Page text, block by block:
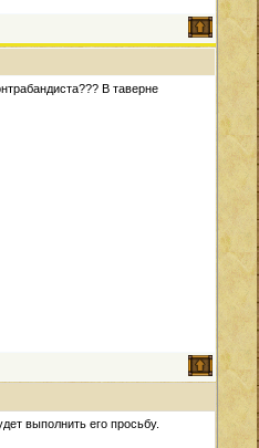
В таверне
выполнить его просьбу.